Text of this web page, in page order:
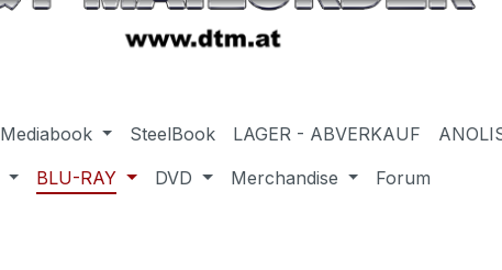
Mediabook SteelBook LAGER - ABVERKAUF
BLU-RAY DVD Merchandise Forum